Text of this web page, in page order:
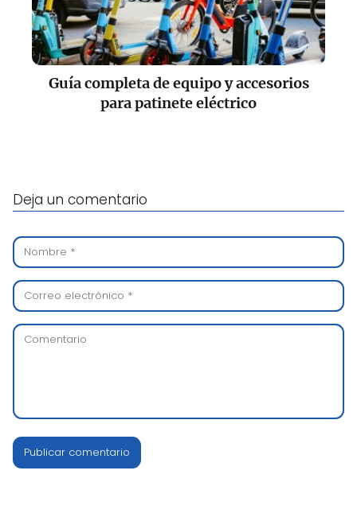
Guía completa de equipo y accesorios
para patinete eléctrico
Deja un comentario